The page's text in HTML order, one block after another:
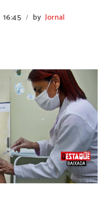
16:45 / by Jornal